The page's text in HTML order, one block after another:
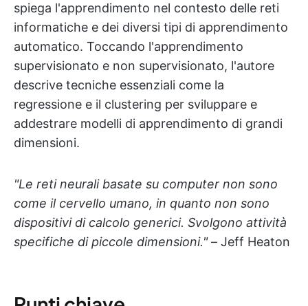
spiega l'apprendimento nel contesto delle reti
informatiche e dei diversi tipi di apprendimento
automatico. Toccando l'apprendimento
supervisionato e non supervisionato, l'autore
descrive tecniche essenziali come la
regressione e il clustering per sviluppare e
addestrare modelli di apprendimento di grandi
dimensioni.
"Le reti neurali basate su computer non sono
come il cervello umano, in quanto non sono
dispositivi di calcolo generici. Svolgono attività
specifiche di piccole dimensioni."– Jeff Heaton